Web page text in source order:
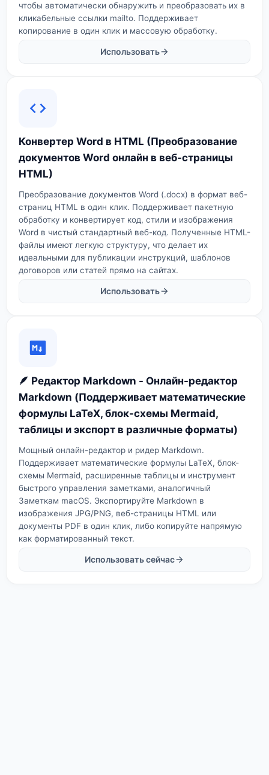
чтобы автоматически обнаружить и преобразовать их в
кликабельные ссылки mailto. Поддерживает
копирование в один клик и массовую обработку.
Использовать
Конвертер Word в HTML (Преобразование
документов Word онлайн в веб-страницы
HTML)
Преобразование документов Word (.docx) в формат веб-
страниц HTML в один клик. Поддерживает пакетную
обработку и конвертирует код, стили и изображения
Word в чистый стандартный веб-код. Полученные HTML-
файлы имеют легкую структуру, что делает их
идеальными для публикации инструкций, шаблонов
договоров или статей прямо на сайтах.
Использовать
🪶 Редактор Markdown - Онлайн-редактор
Markdown (Поддерживает математические
формулы LaTeX, блок-схемы Mermaid,
таблицы и экспорт в различные форматы)
Мощный онлайн-редактор и ридер Markdown.
Поддерживает математические формулы LaTeX, блок-
схемы Mermaid, расширенные таблицы и инструмент
быстрого управления заметками, аналогичный
Заметкам macOS. Экспортируйте Markdown в
изображения JPG/PNG, веб-страницы HTML или
документы PDF в один клик, либо копируйте напрямую
как форматированный текст.
Использовать сейчас